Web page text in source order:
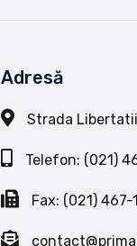
Adresă
Strada
Telefon: (021)
Fax: (021) 467-